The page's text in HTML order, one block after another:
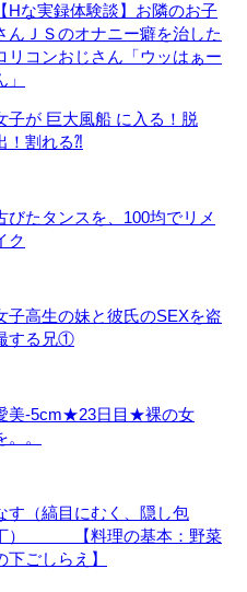
【Hな実録体験談】お隣のお子
んＪＳのオナニー癖を治した
リコンおじさん「ウッはぁー
」
子が 巨大風船 に入る！脱
！割れる⁈
びたタンスを、100均でリメ
ク
子高生の妹と彼氏のSEXを盗
する兄①
美-5cm★23日目★裸の女
。。
す（縞目にむく、隠し包
） 【料理の基本：野菜
下ごしらえ】